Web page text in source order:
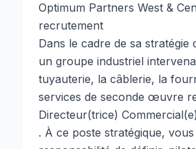
Optimum Partners West &
recrutement
Dans le cadre de sa stratégie
un groupe industriel
tuyauterie, la câblerie, la
services de seconde œuvre
Directeur(trice)
. À ce poste stratégique,